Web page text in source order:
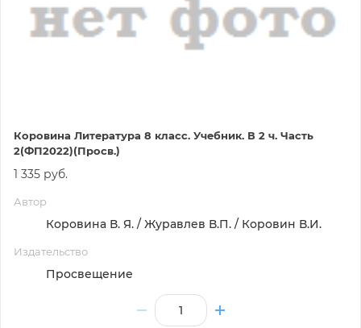
Коровина Литература 8 класс. Учебник. В 2 ч. Часть
2(ФП2022)(Просв.)
1 335 руб.
Автор
Коровина В. Я. / Журавлев В.П. / Коровин В.И.
Издательство
Просвещение